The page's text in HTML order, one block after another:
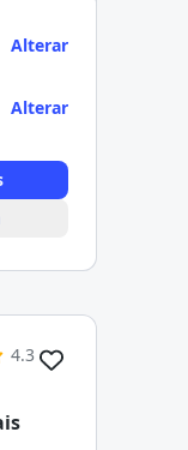
Alterar
Alterar
4.3